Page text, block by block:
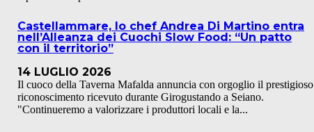
Castellammare, lo chef Andrea Di Martino entra
nell’Alleanza dei Cuochi Slow Food: “Un patto
con il territorio”
14 LUGLIO 2026
Il cuoco della Taverna Mafalda annuncia con orgoglio il prestigioso
riconoscimento ricevuto durante Girogustando a Seiano.
"Continueremo a valorizzare i produttori locali e la...